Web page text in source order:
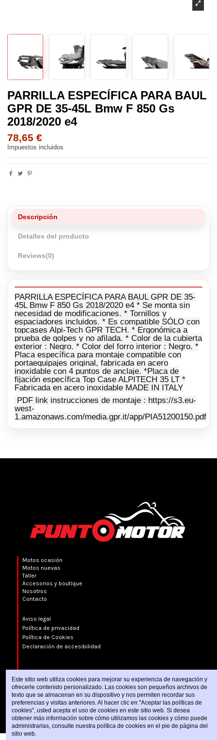
PARRILLA ESPECÍFICA PARA BAUL
GPR DE 35-45L Bmw F 850 Gs
2018/2020 e4
78,65 €
Impuestos incluidos
Descripción
Detalles del producto
Reviews(0)
PARRILLA ESPECÍFICA PARA BAUL GPR DE 35-
45L Bmw F 850 Gs 2018/2020 e4 * Se monta sin
necesidad de modificaciones. * Tornillos y
espaciadores incluidos. * Es compatible SÓLO con
topcases Alpi-Tech GPR TECH. * Ergonómica a
prueba de golpes y no afilada. * Color de la cubierta
exterior : Negro. * Color del forro interior : Negro. *
Placa específica para montaje compatible con
portaequipajes original, fabricada en acero
inoxidable con 4 puntos de anclaje. *Placa de
fijación específica Top Case ALPITECH 35 LT *
Fabricada en acero inoxidable MADE IN ITALY
PDF link instrucciones de montaje : https://s3.eu-
west-
1.amazonaws.com/media.gpr.it/app/PIA51200150.pdf
Motos ocasión
Motos nuevas
Taller
Accesorios y boutique
Nosotros
Contacto
Aviso legal
Política de privacidad
Política de Cookies
Declaración de accesibilidad
Este sitio web utiliza cookies para mejorar su experiencia de navegación y
ofrecerle contenido personalizado. Las cookies son pequeños archivos de
texto que se almacenan en su dispositivo y nos permiten recordar sus
preferencias y visitas anteriores. Al hacer clic en "Aceptar las políticas de
cookies", usted acepta el uso de cookies en este sitio web. Si desea
obtener más información sobre cómo utilizamos las cookies y cómo puede
administrarlas, consulte nuestra política de cookies en el pie de página del
sitio web.